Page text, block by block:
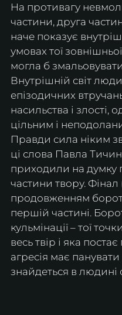
На противагу
частини, друга
наче показує
умовах тої
могла б змальовувати
Внутрішній світ
епізодичних
насильства і злості,
цільним і
Правди сила ніким
ці слова Павла
приходили на думку
частини твору. Фінал
продовженням
першій частині.
кульмінації – тої
весь твір і яка
агресія має
знайдеться в людині